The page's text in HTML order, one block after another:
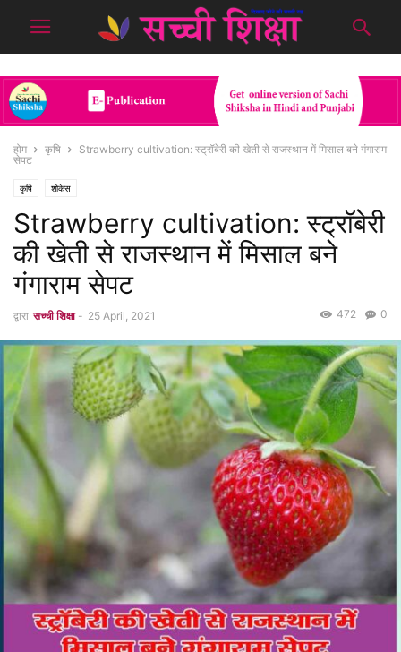
होम कृषि
Strawberry cultivation: स्ट्रॉबेरी की खेती से राजस्थान में मिसाल बने गंगाराम
सेपट
कृषि शोकेस
Strawberry cultivation: स्ट्रॉबेरी
की खेती से राजस्थान में मिसाल बने
गंगाराम सेपट
द्वारा सच्ची शिक्षा - 25 April, 2021 0
472